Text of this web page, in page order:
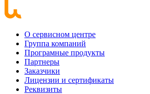
О сервисном центре
Группа компаний
Програмные продукты
Партнеры
Заказчики
Лицензии и сертификаты
Реквизиты